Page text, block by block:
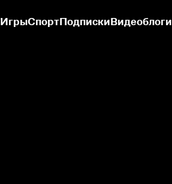
ИгрыСпортПодпискиВидеоблоги